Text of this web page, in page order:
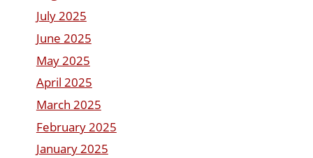
July 2025
June 2025
May 2025
April 2025
March 2025
February 2025
January 2025